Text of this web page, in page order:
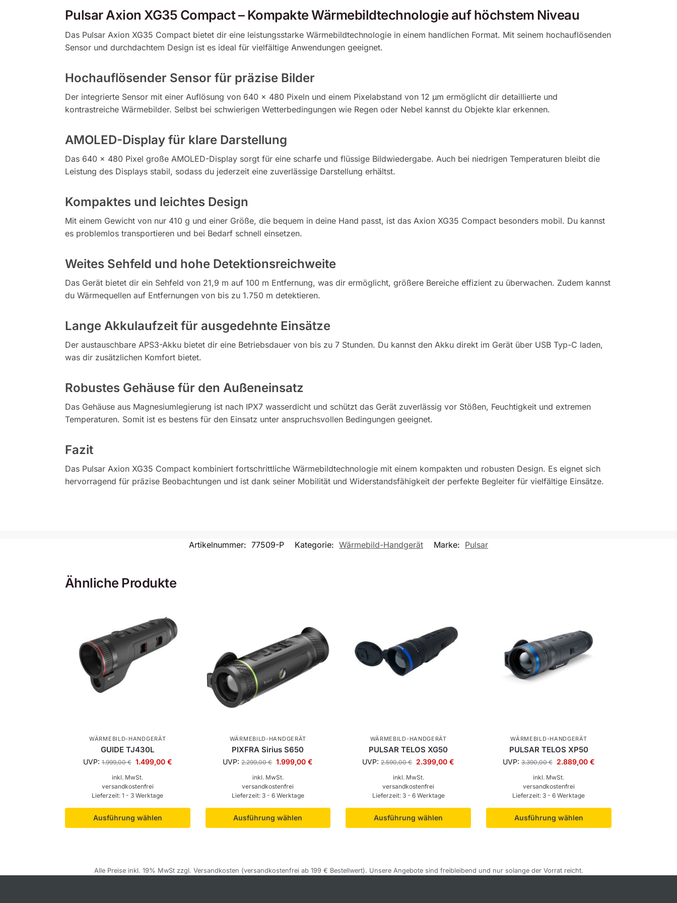
Pulsar Axion XG35 Compact – Kompakte Wärmebildtechnologie auf höchstem Niveau
Das Pulsar Axion XG35 Compact bietet dir eine leistungsstarke Wärmebildtechnologie in einem handlichen Format. Mit seinem hochauflösenden
Sensor und durchdachtem Design ist es ideal für vielfältige Anwendungen geeignet.​
Hochauflösender Sensor für präzise Bilder
Der integrierte Sensor mit einer Auflösung von 640 × 480 Pixeln und einem Pixelabstand von 12 µm ermöglicht dir detaillierte und
kontrastreiche Wärmebilder. Selbst bei schwierigen Wetterbedingungen wie Regen oder Nebel kannst du Objekte klar erkennen. ​
AMOLED-Display für klare Darstellung
Das 640 × 480 Pixel große AMOLED-Display sorgt für eine scharfe und flüssige Bildwiedergabe. Auch bei niedrigen Temperaturen bleibt die
Leistung des Displays stabil, sodass du jederzeit eine zuverlässige Darstellung erhältst. ​
Kompaktes und leichtes Design
Mit einem Gewicht von nur 410 g und einer Größe, die bequem in deine Hand passt, ist das Axion XG35 Compact besonders mobil. Du kannst
es problemlos transportieren und bei Bedarf schnell einsetzen. ​
Weites Sehfeld und hohe Detektionsreichweite
Das Gerät bietet dir ein Sehfeld von 21,9 m auf 100 m Entfernung, was dir ermöglicht, größere Bereiche effizient zu überwachen. Zudem kannst
du Wärmequellen auf Entfernungen von bis zu 1.750 m detektieren. ​
Lange Akkulaufzeit für ausgedehnte Einsätze
Der austauschbare APS3-Akku bietet dir eine Betriebsdauer von bis zu 7 Stunden. Du kannst den Akku direkt im Gerät über USB Typ-C laden,
was dir zusätzlichen Komfort bietet. ​
Robustes Gehäuse für den Außeneinsatz
Das Gehäuse aus Magnesiumlegierung ist nach IPX7 wasserdicht und schützt das Gerät zuverlässig vor Stößen, Feuchtigkeit und extremen
Temperaturen. Somit ist es bestens für den Einsatz unter anspruchsvollen Bedingungen geeignet. ​
Fazit
Das Pulsar Axion XG35 Compact kombiniert fortschrittliche Wärmebildtechnologie mit einem kompakten und robusten Design. Es eignet sich
hervorragend für präzise Beobachtungen und ist dank seiner Mobilität und Widerstandsfähigkeit der perfekte Begleiter für vielfältige Einsätze.
Artikelnummer: 77509-P Kategorie: Wärmebild-Handgerät Marke: Pulsar
Ähnliche Produkte
WÄRMEBILD-HANDGERÄT
GUIDE TJ430L
UVP: 1.999,00€ 1.499,00 €
inkl. MwSt.
versandkostenfrei
Lieferzeit:1 - 3 Werktage
Ausführung wählen
WÄRMEBILD-HANDGERÄT
PIXFRA Sirius S650
UVP: 2.299,00€ 1.999,00€
inkl. MwSt.
versandkostenfrei
Lieferzeit: 3 - 6 Werktage
Ausführung wählen
WÄRMEBILD-HANDGERÄT
PULSAR TELOS XG50
UVP: 2.590,00€ 2.399,00€
inkl. MwSt.
versandkostenfrei
Lieferzeit: 3 - 6 Werktage
Ausführung wählen
WÄRMEBILD-HANDGERÄT
PULSAR TELOS XP50
UVP: 3.390,00€ 2.889,00 €
inkl. MwSt.
versandkostenfrei
Lieferzeit: 3 - 6 Werktage
Ausführung wählen
Alle Preise inkl. 19% MwSt zzgl. Versandkosten (versandkostenfrei ab 199 € Bestellwert). Unsere Angebote sind freibleibend und nur solange der Vorrat reicht.